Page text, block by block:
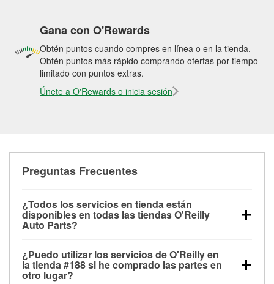
Gana con O'Rewards
Obtén puntos cuando compres en línea o en la tienda.
Obtén puntos más rápido comprando ofertas por tiempo
limitado con puntos extras.
Únete a O'Rewards o inicia sesión
Preguntas Frecuentes
¿Todos los servicios en tienda están
disponibles en todas las tiendas O'Reilly
Auto Parts?
las pruebas de batería, pruebas de alternador y
motor de arranque, revisión de la luz “Check Engine”
¿Puedo utilizar los servicios de O'Reilly en
la tienda #188 si he comprado las partes en
otro lugar?